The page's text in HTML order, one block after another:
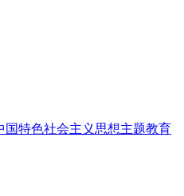
国特色社会主义思想主题教育